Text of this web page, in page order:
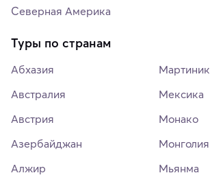
Северная Америка
Туры по странам
Абхазия
Австралия
Австрия
Азербайджан
Алжир
Мексика
Монако
Монголия
Мьянма